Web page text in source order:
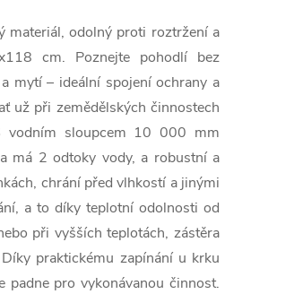
materiál, odolný proti roztržení a
cm. Poznejte pohodlí bez
mytí – ideální spojení ochrany a
už při zemědělských činnostech
vodním sloupcem 10 000 mm
má 2 odtoky vody, a robustní a
chrání před vlhkostí a jinými
a to díky teplotní odolnosti od
při vyšších teplotách, zástěra
praktickému zapínání u krku
padne pro vykonávanou činnost.